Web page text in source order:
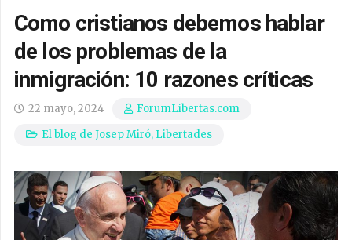
Como cristianos debemos hablar
de los problemas de la
inmigración: 10 razones críticas
22 mayo, 2024
ForumLibertas.com
El blog de Josep Miró, Libertades